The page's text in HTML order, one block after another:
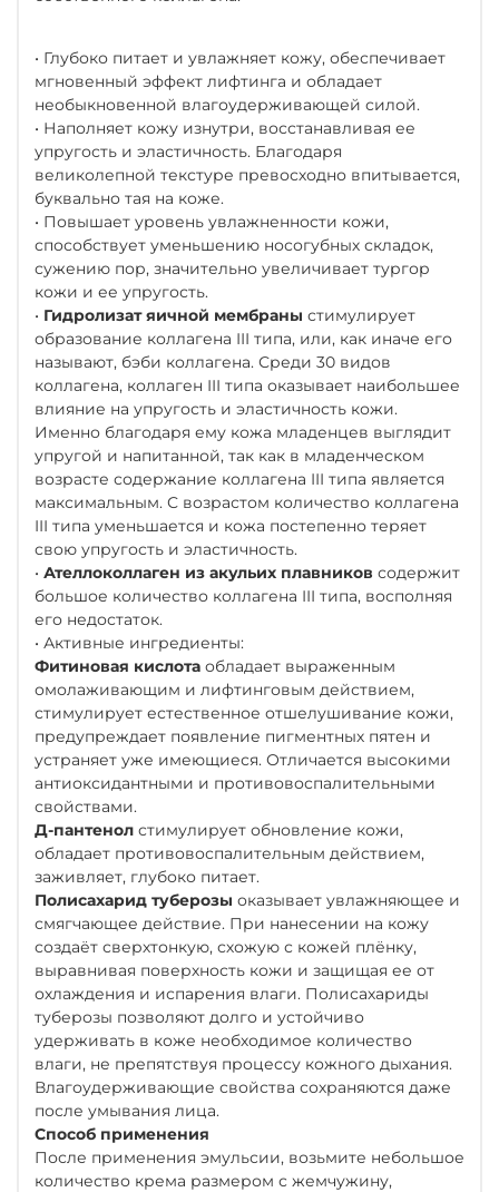
• Глубоко питает и увлажняет кожу, обеспечивает
мгновенный эффект лифтинга и обладает
необыкновенной влагоудерживающей силой.
• Наполняет кожу изнутри, восстанавливая ее
упругость и эластичность. Благодаря
великолепной текстуре превосходно впитывается,
буквально тая на коже.
• Повышает уровень увлажненности кожи,
способствует уменьшению носогубных складок,
сужению пор, значительно увеличивает тургор
кожи и ее упругость.
• Гидролизат яичной мембраны стимулирует
образование коллагена III типа, или, как иначе его
называют, бэби коллагена. Среди 30 видов
коллагена, коллаген III типа оказывает наибольшее
влияние на упругость и эластичность кожи.
Именно благодаря ему кожа младенцев выглядит
упругой и напитанной, так как в младенческом
возрасте содержание коллагена III типа является
максимальным. С возрастом количество коллагена
III типа уменьшается и кожа постепенно теряет
свою упругость и эластичность.
• Ателлоколлаген из акульих плавников содержит
большое количество коллагена III типа, восполняя
его недостаток.
• Активные ингредиенты:
Фитиновая кислота обладает выраженным
омолаживающим и лифтинговым действием,
стимулирует естественное отшелушивание кожи,
предупреждает появление пигментных пятен и
устраняет уже имеющиеся. Отличается высокими
антиоксидантными и противовоспалительными
свойствами.
Д-пантенол стимулирует обновление кожи,
обладает противовоспалительным действием,
заживляет, глубоко питает.
Полисахарид туберозы оказывает увлажняющее и
смягчающее действие. При нанесении на кожу
создаёт сверхтонкую, схожую с кожей плёнку,
выравнивая поверхность кожи и защищая ее от
охлаждения и испарения влаги. Полисахариды
туберозы позволяют долго и устойчиво
удерживать в коже необходимое количество
влаги, не препятствуя процессу кожного дыхания.
Влагоудерживающие свойства сохраняются даже
после умывания лица.
Способ применения
После применения эмульсии, возьмите небольшое
количество крема размером с жемчужину,